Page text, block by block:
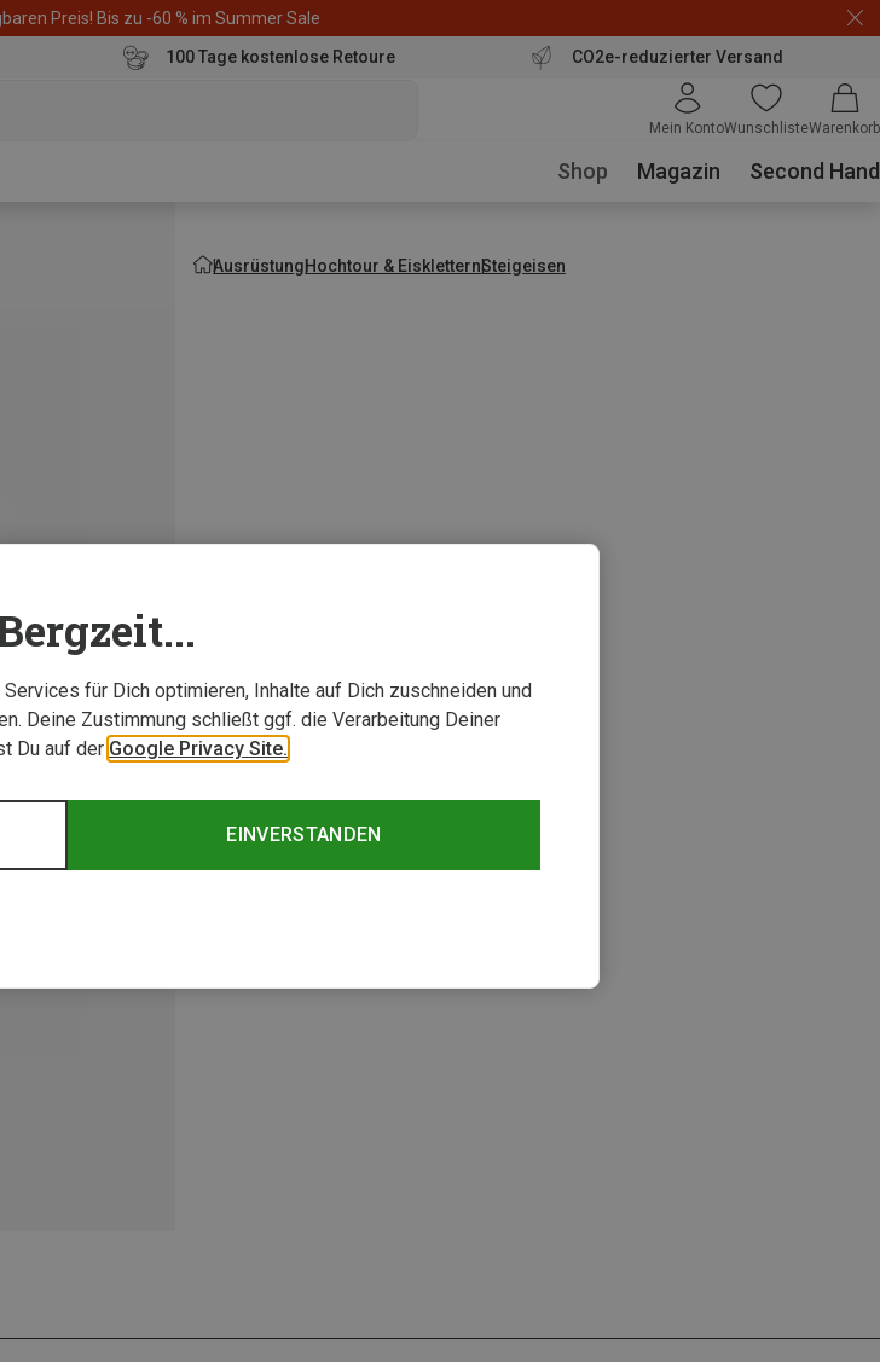
Preis! Bis zu -60 % im Summer Sale
100 Tage kostenlose Retoure CO2e-reduzierter Versand
Mein KontoWunschlisteWarenkorb
Shop Magazin Second Hand
AusrüstungHochtour & EiskletternSteigeisen
für Dich optimieren, Inhalte auf Dich zuschneiden und
Deine Zustimmung schließt ggf. die Verarbeitung Deiner
Du auf der Google Privacy Site.
EINVERSTANDEN